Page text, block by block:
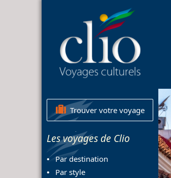
Trouver votre voyage
Les voyages de Clio
Par destination
Par style